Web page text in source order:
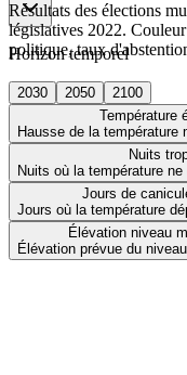
Horizon temporel
2030 2050
2100
Température
Hausse de la température
Nuits
Nuits où la température
Jours de
Jours où la température
Élévation niveau
Élévation prévue du
Résultats des élections
législatives 2022.
politique, taux